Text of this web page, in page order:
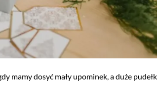
mamy dosyć mały upominek, a duże